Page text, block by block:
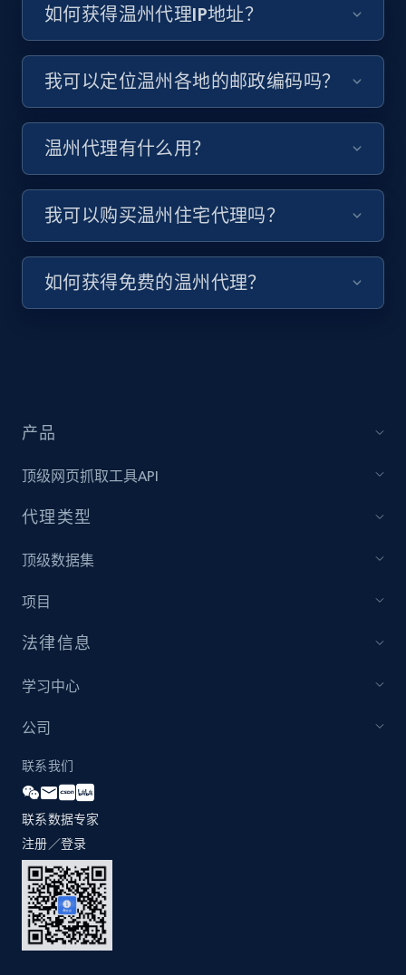
如何获得温州代理IP地址？
我可以定位温州各地的邮政编码吗？
温州代理有什么用？
我可以购买温州住宅代理吗？
如何获得免费的温州代理？
产品
顶级网页抓取工具API
代理类型
顶级数据集
项目
法律信息
学习中心
公司
联系我们
联系数据专家
注册／登录